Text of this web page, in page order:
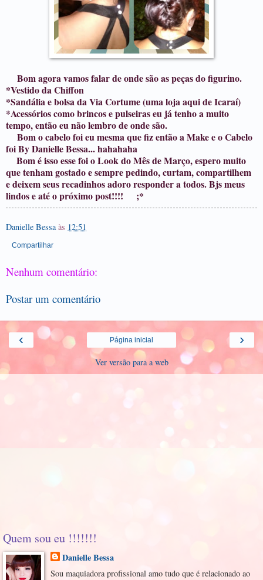
Bom agora vamos falar de onde são as peças do figurino.
*Vestido da Chiffon
*Sandália e bolsa da Via Cortume (uma loja aqui de Icaraí)
*Acessórios como brincos e pulseiras eu já tenho a muito
tempo, então eu não lembro de onde são.
Bom o cabelo foi eu mesma que fiz então a Make e o Cabelo
foi By Danielle Bessa... hahahaha
Bom é isso esse foi o Look do Mês de Março, espero muito
que tenham gostado e sempre pedindo, curtam, compartilhem
e deixem seus recadinhos adoro responder a todos. Bjs meus
lindos e até o próximo post!!!! ;*
Danielle Bessa às 12:51
Compartilhar
Nenhum comentário:
Postar um comentário
‹ ›
Página inicial
Ver versão para a web
Quem sou eu !!!!!!!
Danielle Bessa
Sou maquiadora profissional amo tudo que é relacionado ao